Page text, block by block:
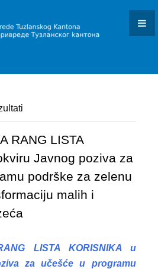
RANG LISTA
Javnog poziva za
podrške za zelenu
malih i
LISTA KORISNIKA u
za učešće u programu